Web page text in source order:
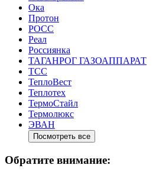
Ока
Протон
РОСС
Реал
Россиянка
ТАГАНРОГ ГАЗОАППАРАТ
ТСС
ТеплоВест
Теплотех
ТермоСтайл
Термолюкс
ЭВАН
Посмотреть все
Обратите внимание: